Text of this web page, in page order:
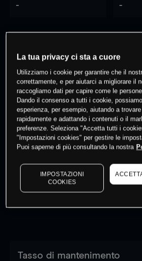
- -
questo prodotto
Fai trading
Log into see
Tasso di mantenimento
La tua privacy ci sta a cuore
Utilizziamo i cookie per garantire che il
correttamente, e per aiutarci a migliorare il
raccogliamo dati per capire come le
Dando il consenso a tutti i cookie,
esperienza, per esempio, aiutando a
rapidamente e adattando i contenuti o il
preferenze. Seleziona "Accetta tutti i
"Impostazioni cookies" per gestire le
Puoi saperne di più consultando la nostra
IMPOSTAZIONI
COOKIES